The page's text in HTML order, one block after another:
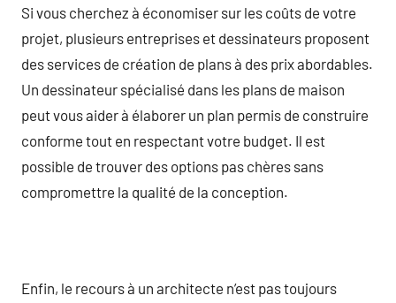
Si vous cherchez à économiser sur les coûts de votre
projet, plusieurs entreprises et dessinateurs proposent
des services de création de plans à des prix abordables.
Un dessinateur spécialisé dans les plans de maison
peut vous aider à élaborer un plan permis de construire
conforme tout en respectant votre budget. Il est
possible de trouver des options pas chères sans
compromettre la qualité de la conception.
Enfin, le recours à un architecte n’est pas toujours